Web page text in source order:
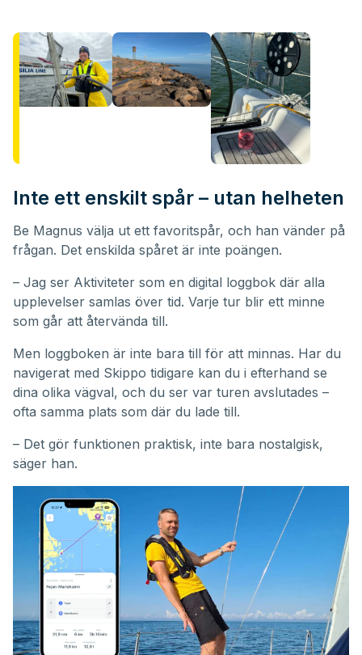
Inte ett enskilt spår – utan helheten
Be Magnus välja ut ett favoritspår, och han vänder på
frågan. Det enskilda spåret är inte poängen.
– Jag ser Aktiviteter som en digital loggbok där alla
upplevelser samlas över tid. Varje tur blir ett minne
som går att återvända till.
Men loggboken är inte bara till för att minnas. Har du
navigerat med Skippo tidigare kan du i efterhand se
dina olika vägval, och du ser var turen avslutades –
ofta samma plats som där du lade till.
– Det gör funktionen praktisk, inte bara nostalgisk,
säger han.